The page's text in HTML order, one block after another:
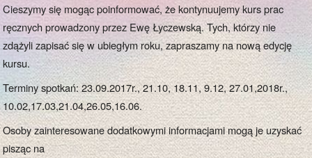
Cieszymy się mogąc poinformować, że kontynuujemy kurs prac
ręcznych prowadzony przez Ewę Łyczewską. Tych, którzy nie
zdążyli zapisać się w ubiegłym roku, zapraszamy na nową edycję
kursu.
Terminy spotkań: 23.09.2017r., 21.10, 18.11, 9.12, 27.01,2018r.,
10.02,17.03,21.04,26.05,16.06.
Osoby zainteresowane dodatkowymi informacjami mogą je uzyskać
pisząc na